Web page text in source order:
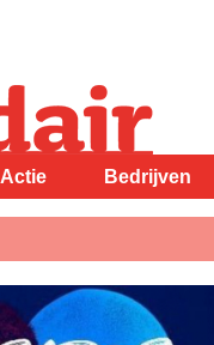
Actie Bedrijven